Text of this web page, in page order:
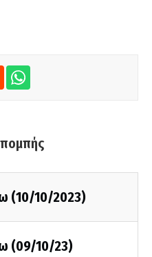
(10/10/2023)
(09/10/23)